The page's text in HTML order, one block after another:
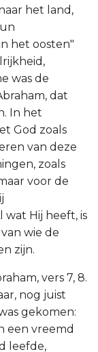
het land,
het oosten"
was de
dat
In het
God zoals
van deze
zoals
voor de
Hij heeft, is
wie de
zijn.
vers 7, 8.
nog juist
gekomen:
een vreemd
leefde,